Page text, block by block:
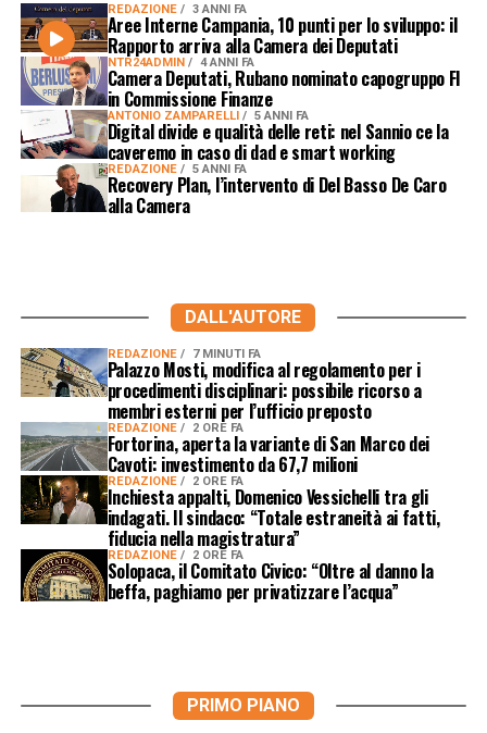
REDAZIONE 3 ANNI FA
Aree Interne Campania, 10 punti per lo sviluppo: il
Rapporto arriva alla Camera dei Deputati
NTR24ADMIN 4 ANNI FA
Camera Deputati, Rubano nominato capogruppo FI
in Commissione Finanze
ANTONIO ZAMPARELLI 5 ANNI FA
Digital divide e qualità delle reti: nel Sannio ce la
caveremo in caso di dad e smart working
REDAZIONE 5 ANNI FA
Recovery Plan, l’intervento di Del Basso De Caro
alla Camera
DALL'AUTORE
REDAZIONE 7 MINUTI FA
Palazzo Mosti, modifica al regolamento per i
procedimenti disciplinari: possibile ricorso a
membri esterni per l’ufficio preposto
REDAZIONE 2 ORE FA
Fortorina, aperta la variante di San Marco dei
Cavoti: investimento da 67,7 milioni
REDAZIONE 2 ORE FA
Inchiesta appalti, Domenico Vessichelli tra gli
indagati. Il sindaco: “Totale estraneità ai fatti,
fiducia nella magistratura”
REDAZIONE 2 ORE FA
Solopaca, il Comitato Civico: “Oltre al danno la
beffa, paghiamo per privatizzare l’acqua”
PRIMO PIANO